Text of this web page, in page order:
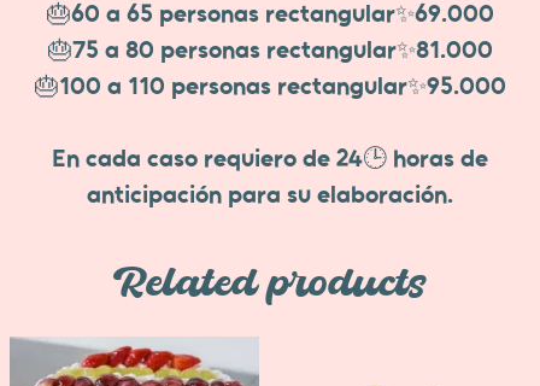
🎂60 a 65 personas rectangular✨69.000
🎂75 a 80 personas rectangular✨81.000
🎂100 a 110 personas rectangular✨95.000
En cada caso requiero de 24🕒 horas de
anticipación para su elaboración.
Related products